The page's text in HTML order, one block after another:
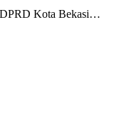
Kota Bekasi…